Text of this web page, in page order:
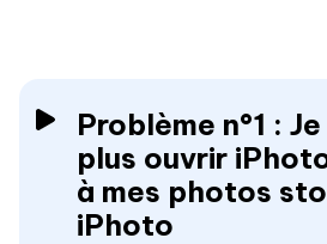
Problème n°1 :
plus ouvrir
à mes photos
iPhoto